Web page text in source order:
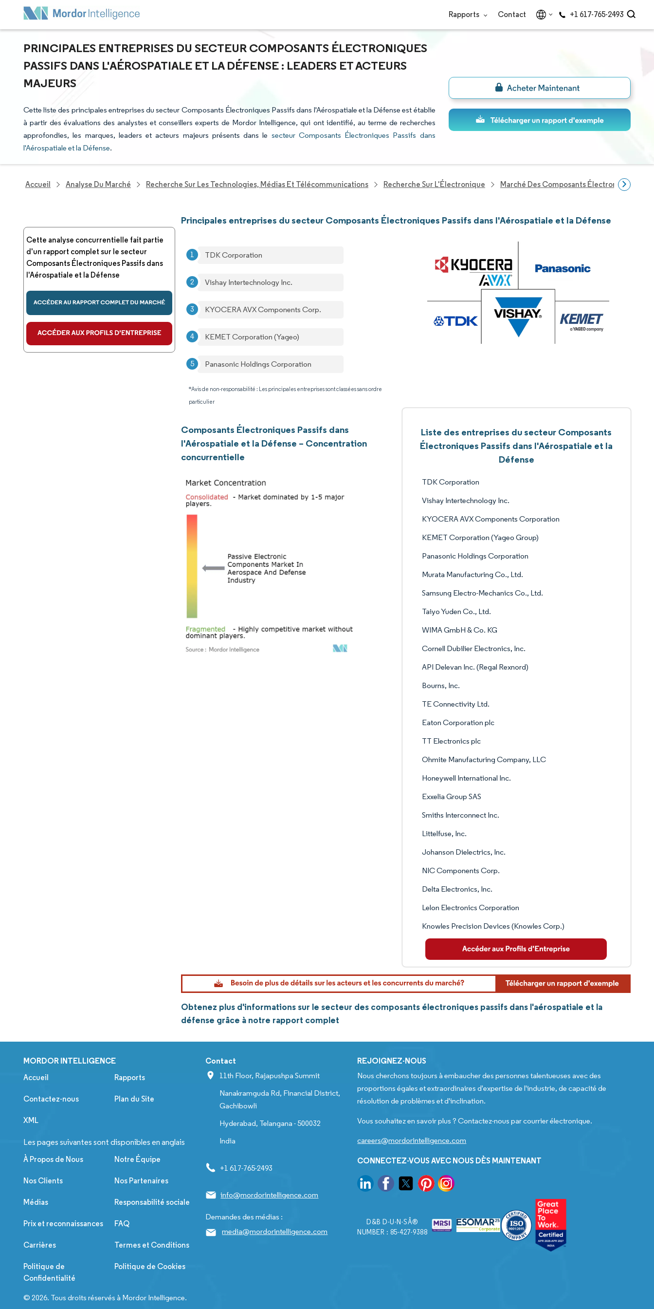
Rapports Contact +1 617-765-2493
PRINCIPALES ENTREPRISES DU SECTEUR COMPOSANTS ÉLECTRONIQUES
PASSIFS DANS L'AÉROSPATIALE ET LA DÉFENSE : LEADERS ET ACTEURS
MAJEURS
Cette liste des principales entreprises du secteur Composants Électroniques Passifs dans l'Aérospatiale et la Défense est établie
à partir des évaluations des analystes et conseillers experts de Mordor Intelligence, qui ont identifié, au terme de recherches
approfondies, les marques, leaders et acteurs majeurs présents dans le secteur Composants Électroniques Passifs dans
l'Aérospatiale et la Défense.
Accueil Analyse Du Marché Recherche Sur Les Technologies, Médias Et Télécommunications Recherche Sur L'Électronique Marché Des Composants Électroniques
Cette analyse concurrentielle fait partie
d'un rapport complet sur le secteur
Composants Électroniques Passifs dans
l'Aérospatiale et la Défense
Principales entreprises du secteur Composants Électroniques Passifs dans l'Aérospatiale et la Défense
TDK Corporation
Vishay Intertechnology Inc.
KYOCERA AVX Components Corp.
KEMET Corporation (Yageo)
Panasonic Holdings Corporation
*Avis de non-responsabilité : Les principales entreprises sont classées sans ordre
particulier
Composants Électroniques Passifs dans
l'Aérospatiale et la Défense – Concentration
concurrentielle
Liste des entreprises du secteur Composants
Électroniques Passifs dans l'Aérospatiale et la
Défense
TDK Corporation
Vishay Intertechnology Inc.
KYOCERA AVX Components Corporation
KEMET Corporation (Yageo Group)
Panasonic Holdings Corporation
Murata Manufacturing Co., Ltd.
Samsung Electro-Mechanics Co., Ltd.
Taiyo Yuden Co., Ltd.
WIMA GmbH & Co. KG
Cornell Dubilier Electronics, Inc.
API Delevan Inc. (Regal Rexnord)
Bourns, Inc.
TE Connectivity Ltd.
Eaton Corporation plc
TT Electronics plc
Ohmite Manufacturing Company, LLC
Honeywell International Inc.
Exxelia Group SAS
Smiths Interconnect Inc.
Littelfuse, Inc.
Johanson Dielectrics, Inc.
NIC Components Corp.
Delta Electronics, Inc.
Lelon Electronics Corporation
Knowles Precision Devices (Knowles Corp.)
Obtenez plus d'informations sur le secteur des composants électroniques passifs dans l'aérospatiale et la
défense grâce à notre rapport complet
MORDOR INTELLIGENCE
Accueil Rapports
Contactez-nous Plan du Site
XML
Les pages suivantes sont disponibles en anglais
À Propos de Nous Notre Équipe
Nos Clients Nos Partenaires
Médias Responsabilité sociale
Prix et reconnaissances FAQ
Carrières Termes et Conditions
Politique de
Confidentialité
Politique de Cookies
Contact
11th Floor, Rajapushpa Summit
Nanakramguda Rd, Financial District,
Gachibowli
Hyderabad, Telangana - 500032
India
+1 617-765-2493
info@mordorintelligence.com
Demandes des médias :
media@mordorintelligence.com
REJOIGNEZ-NOUS
Nous cherchons toujours à embaucher des personnes talentueuses avec des
proportions égales et extraordinaires d'expertise de l'industrie, de capacité de
résolution de problèmes et d'inclination.
Vous souhaitez en savoir plus ? Contactez-nous par courrier électronique.
careers@mordorintelligence.com
CONNECTEZ-VOUS AVEC NOUS DÈS MAINTENANT
D&B D-U-N-SÂ®
NUMBER : 85-427-9388
© 2026. Tous droits réservés à Mordor Intelligence.